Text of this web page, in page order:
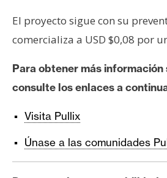
El proyecto sigue con su
comercializa a USD $0,08 por
Para obtener más información
consulte los enlaces a
Visita Pullix
Únase a las comunidades